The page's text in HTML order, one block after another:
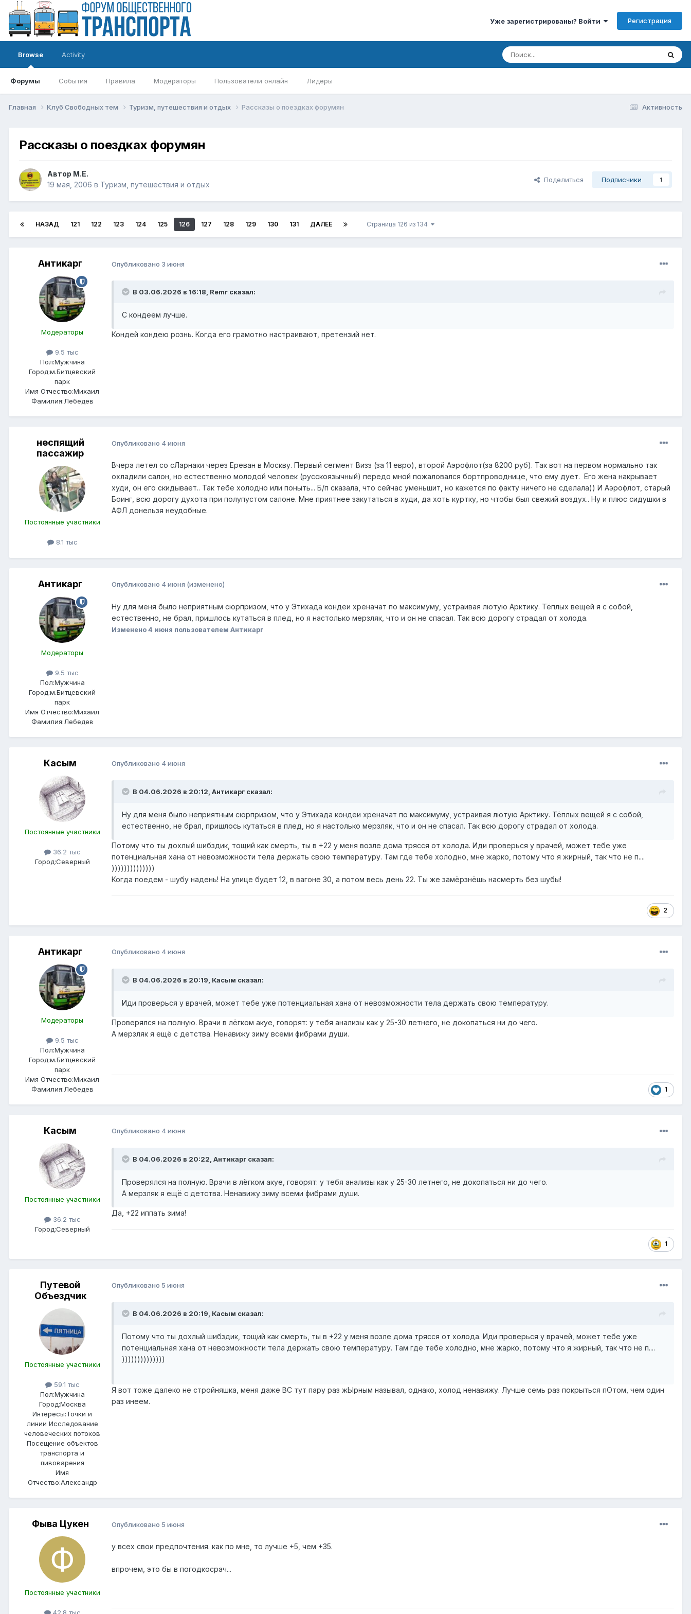
Уже зарегистрированы? Войти Регистрация
Browse
Форумы События Правила Модераторы Пользователи онлайн Лидеры
Activity
Активность
Главная Kлуб Свободных тем Туризм, путешествия и отдых Рассказы о поездках форумян
Рассказы о поездках форумян
Автор М.Е.
19 мая, 2006 в Туризм, путешествия и отдых
Поделиться Подписчики 1
НАЗАД 121 122 123 124 125 126 127 128 129 130 131 ДАЛЕЕ Страница 126 из 134
Антикарг
Модераторы
9.5 тыс
Пол:Мужчина
Город:м.Битцевский
парк
Имя Отчество:Михаил
Фамилия:Лебедев
Опубликовано 3 июня
В 03.06.2026 в 16:18, Remr сказал:
С кондеем лучше.
Кондей кондею рознь. Когда его грамотно настраивают, претензий нет.
неспящий
пассажир
Постоянные участники
8.1 тыс
Опубликовано 4 июня
Вчера летел со сЛарнаки через Ереван в Москву. Первый сегмент Визз (за 11 евро), второй Аэрофлот(за 8200 руб). Так вот на первом нормально так
охладили салон, но естественно молодой человек (русскоязычный) передо мной пожаловался бортпроводнице, что ему дует. Его жена накрывает
худи, он его скидывает.. Так тебе холодно или поныть... Б/п сказала, что сейчас уменьшит, но кажется по факту ничего не сделала)) И Аэрофлот, старый
Боинг, всю дорогу духота при полупустом салоне. Мне приятнее закутаться в худи, да хоть куртку, но чтобы был свежий воздух.. Ну и плюс сидушки в
АФЛ донельзя неудобные.
Антикарг
Модераторы
9.5 тыс
Пол:Мужчина
Город:м.Битцевский
парк
Имя Отчество:Михаил
Фамилия:Лебедев
Опубликовано 4 июня (изменено)
Ну для меня было неприятным сюрпризом, что у Этихада кондеи хреначат по максимуму, устраивая лютую Арктику. Тёплых вещей я с собой,
естественно, не брал, пришлось кутаться в плед, но я настолько мерзляк, что и он не спасал. Так всю дорогу страдал от холода.
Изменено4 июня пользователем Антикарг
Касым
Постоянные участники
36.2 тыс
Город:Северный
Опубликовано 4 июня
В 04.06.2026 в 20:12, Антикарг сказал:
Ну для меня было неприятным сюрпризом, что у Этихада кондеи хреначат по максимуму, устраивая лютую Арктику. Тёплых вещей я с собой,
естественно, не брал, пришлось кутаться в плед, но я настолько мерзляк, что и он не спасал. Так всю дорогу страдал от холода.
Потому что ты дохлый шибздик, тощий как смерть, ты в +22 у меня возле дома трясся от холода. Иди проверься у врачей, может тебе уже
потенциальная хана от невозможности тела держать свою температуру. Там где тебе холодно, мне жарко, потому что я жирный, так что не п....
))))))))))))))
Когда поедем - шубу надень! На улице будет 12, в вагоне 30, а потом весь день 22. Ты же замёрзнёшь насмерть без шубы!
2
Антикарг
Модераторы
9.5 тыс
Пол:Мужчина
Город:м.Битцевский
парк
Имя Отчество:Михаил
Фамилия:Лебедев
Опубликовано 4 июня
В 04.06.2026 в 20:19, Касым сказал:
Иди проверься у врачей, может тебе уже потенциальная хана от невозможности тела держать свою температуру.
Проверялся на полную. Врачи в лёгком акуе, говорят: у тебя анализы как у 25-30 летнего, не докопаться ни до чего.
А мерзляк я ещё с детства. Ненавижу зиму всеми фибрами души.
1
Касым
Постоянные участники
36.2 тыс
Город:Северный
Опубликовано 4 июня
В 04.06.2026 в 20:22, Антикарг сказал:
Проверялся на полную. Врачи в лёгком акуе, говорят: у тебя анализы как у 25-30 летнего, не докопаться ни до чего.
А мерзляк я ещё с детства. Ненавижу зиму всеми фибрами души.
Да, +22 иппать зима!
1
Путевой
Объездчик
Постоянные участники
59.1 тыс
Пол:Мужчина
Город:Москва
Интересы:Точки и
линии Исследование
человеческих потоков
Посещение объектов
транспорта и
пивоварения
Имя
Отчество:Александр
Опубликовано 5 июня
В 04.06.2026 в 20:19, Касым сказал:
Потому что ты дохлый шибздик, тощий как смерть, ты в +22 у меня возле дома трясся от холода. Иди проверься у врачей, может тебе уже
потенциальная хана от невозможности тела держать свою температуру. Там где тебе холодно, мне жарко, потому что я жирный, так что не п....
))))))))))))))
Я вот тоже далеко не стройняшка, меня даже ВС тут пару раз жЫрным называл, однако, холод ненавижу. Лучше семь раз покрыться пОтом, чем один
раз инеем.
Фыва Цукен
Постоянные участники
Опубликовано 5 июня
у всех свои предпочтения. как по мне, то лучше +5, чем +35.
впрочем, это бы в погодкосрач...